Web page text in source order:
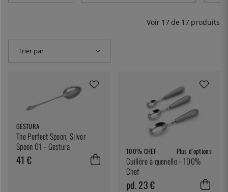
écoper. Vous trouverez ici notre gamme de cuillères à
Voir 17 de 17 produits
Trier par
GESTURA
The Perfect Spoon, Silver
Spoon 01 - Gestura
41 €
100% CHEF Plus d'options
Cuillère à quenelle - 100%
Chef
pd. 23 €